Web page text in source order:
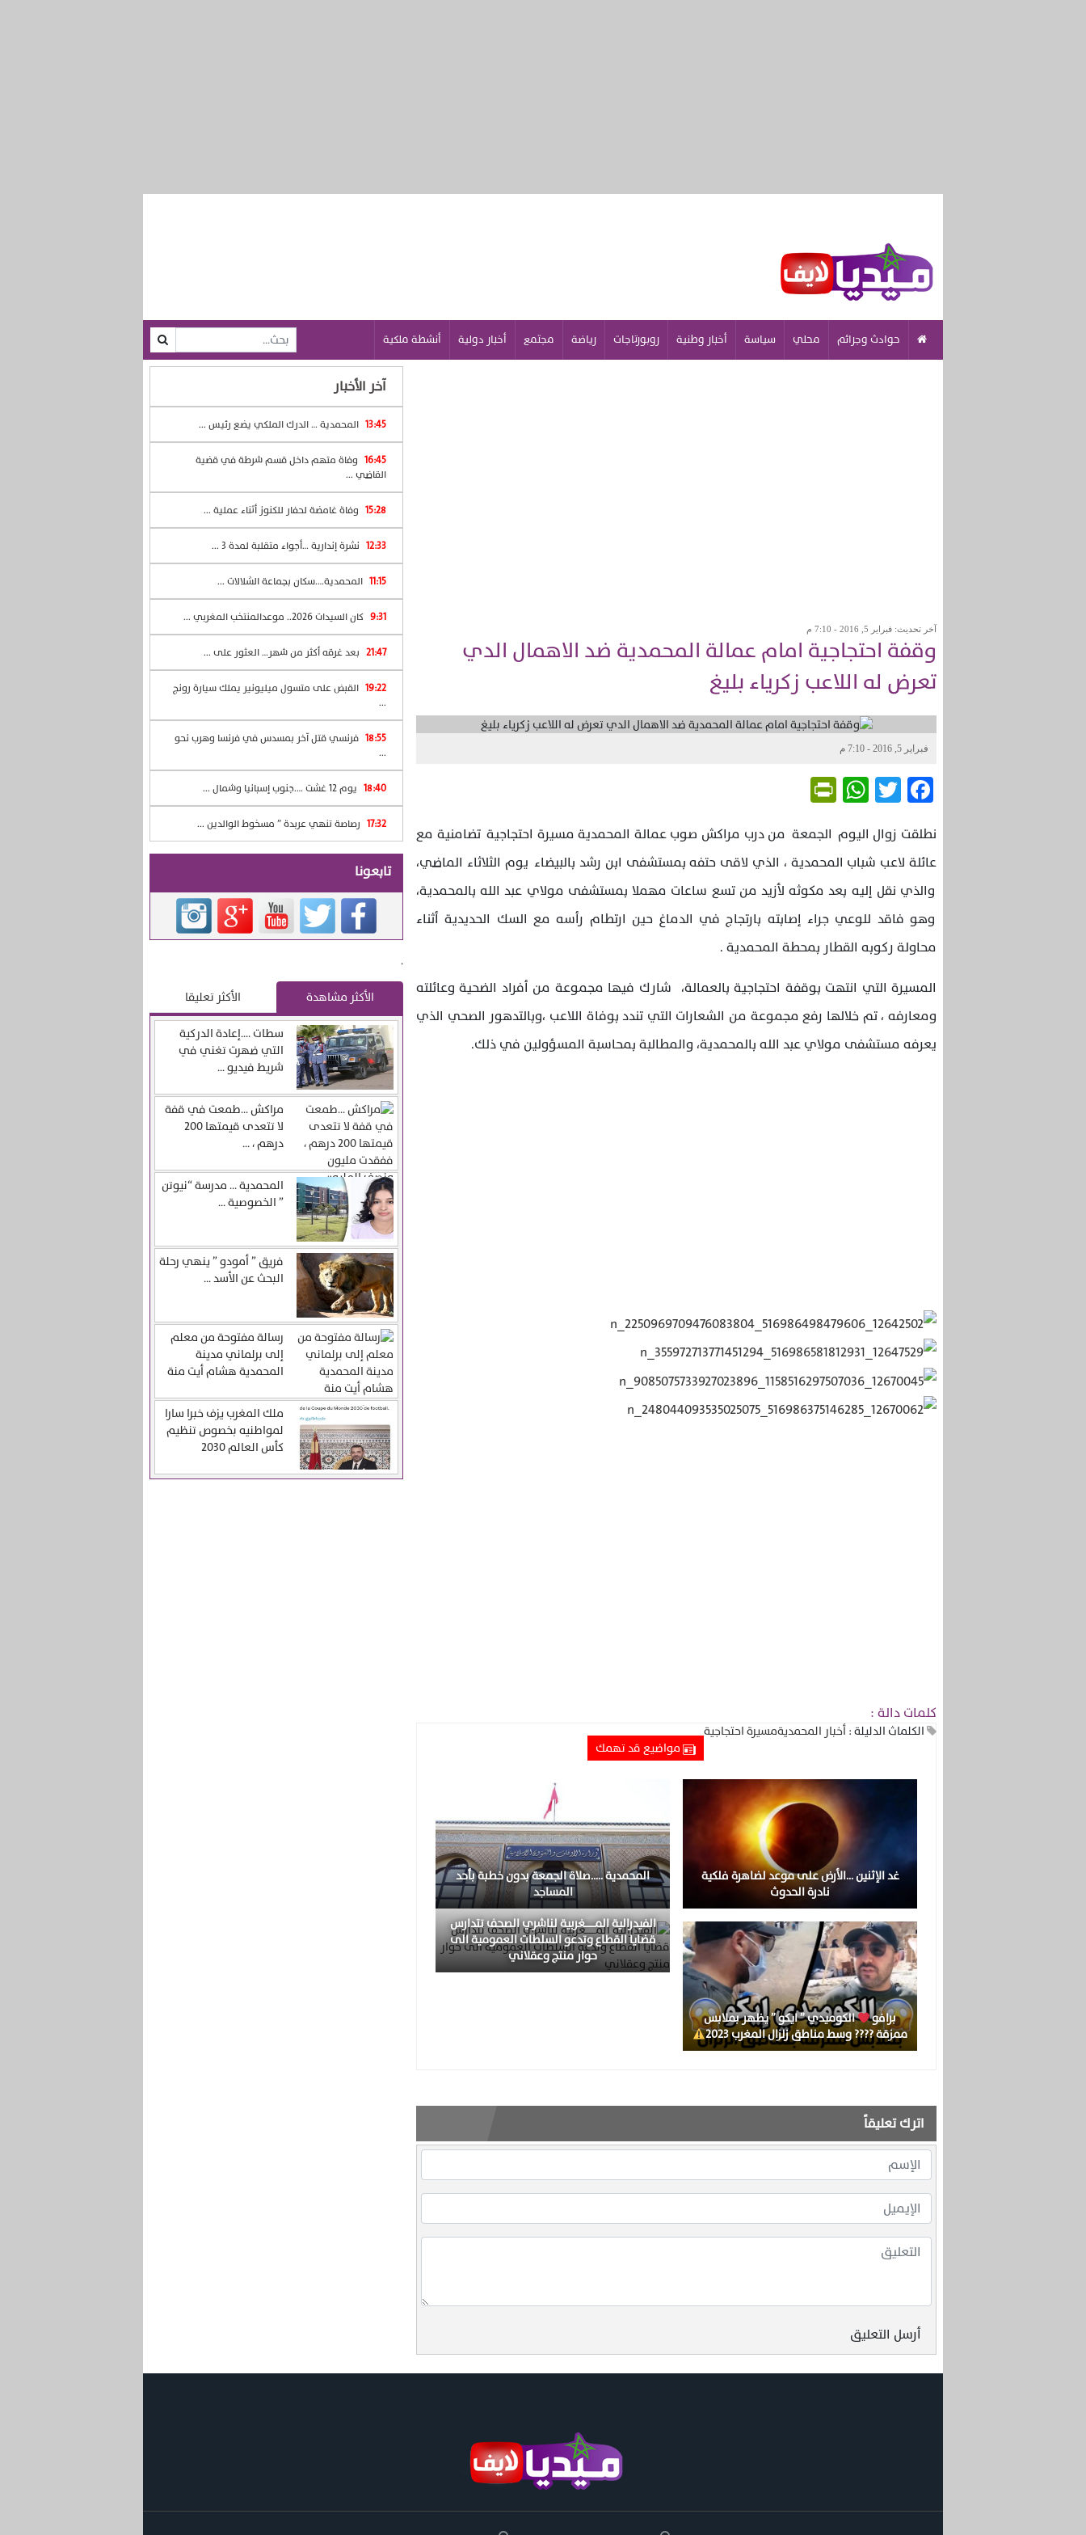
حوادث وجرائم محلي سياسة أخبار وطنية روبورتاجات رياضة مجتمع أخبار دولية أنشطة ملكية
آخر تحديث: فبراير 5, 2016 - 7:10 م
وقفة احتجاجية امام عمالة المحمدية ضد الاهمال الدي
تعرض له اللاعب زكرياء بليغ
فبراير 5, 2016 - 7:10 م
Facebook
Twitter
WhatsApp
نطلقت زوال اليوم الجمعة من درب مراكش صوب عمالة المحمدية مسيرة احتجاجية تضامنية مع
عائلة لاعب شباب المحمدية ، الذي لاقى حتفه بمستشفى ابن رشد بالبيضاء يوم الثلاثاء الماضي،
والذي نقل إليه بعد مكوثه لأزيد من تسع ساعات مهملا بمستشفى مولاي عبد الله بالمحمدية،
وهو فاقد للوعي جراء إصابته بارتجاج في الدماغ حين ارتطام رأسه مع السك الحديدية أثناء
محاولة ركوبه القطار بمحطة المحمدية .
المسيرة التي انتهت بوقفة احتجاجية بالعمالة، شارك فيها مجموعة من أفراد الضحية وعائلته
ومعارفه ، تم خلالها رفع مجموعة من الشعارات التي تندد بوفاة اللاعب ،وبالتدهور الصحي الذي
يعرفه مستشفى مولاي عبد الله بالمحمدية، والمطالبة بمحاسبة المسؤولين في ذلك.
كلمات دالة :
الكلماث الدليلة :أخبار المحمديةمسيرة احتجاجية
مواضيع قد تهمك
غد الإثنين …الأرض على موعد لضاهرة فلكية
نادرة الحدوث
المحمدية …..صلاة الجمعة بدون خطبة بأحد
المساجد
برافو
الكوميدي ” ايكو ” يظهر بملابس
ممزقة ???? وسط مناطق زلزال المغرب 2023
الفيدرالية المــــــغربية لناشري الصحف تتدارس
قضايا القطاع وتدعو السلطات العمومية الى
حوار منتج وعقلاني
اترك تعليقاً
أرسل التعليق
آخر الأخبار
13:45 المحمدية … الدرك الملكي يضع رئيس ...
16:45 وفاة متهم داخل قسم شرطة في قضية
القاضي ...
15:28 وفاة غامضة لحفار للكنوز أثناء عملية ...
12:33 نشرة إندارية …أجواء متقلبة لمدة 3 ...
11:15 المحمدية….سكان بجماعة الشلالات ...
9:31 كان السيدات 2026.. موعدالمنتخب المغربي ...
21:47 بعد غرقه أكثر من شهر… العثور على ...
19:22 القبض على متسول ميليونير يملك سيارة رونج
...
18:55 فرنسي قتل آخر بمسدس في فرنسا وهرب نحو
...
18:40 يوم 12 غشت ….جنوب إسبانيا وشمال ...
17:32 رصاصة تنهي عربدة ” مسخوط الوالدين ...
تابعونا
.
الأكثر مشاهدة
الأكثر تعليقا
سطات ….إعادة الدركية
التي ضهرت تغني في
شريط فيديو ...
مراكش …طمعت في قفة
لا تتعدى قيمتها 200
درهم ، ...
المحمدية … مدرسة “نيوتن
” الخصوصية ...
فريق ” أمودو ” ينهي رحلة
البحث عن الأسد ...
رسالة مفتوحة من معلم
إلى برلماني مدينة
المحمدية هشام أيت منة
ملك المغرب يزف خبرا سارا
لمواطنيه بخصوص تنظيم
كأس العالم 2030